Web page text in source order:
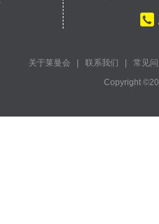
关于莱曼会 联系我们
常见
Copyright